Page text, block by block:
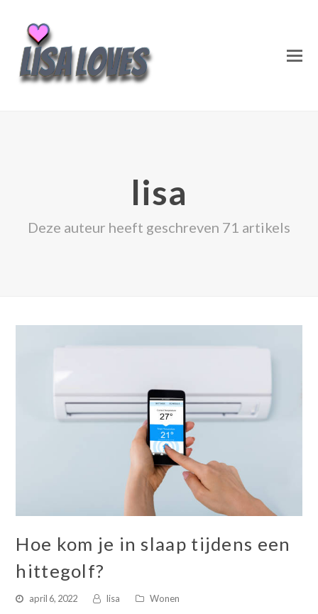
lisa
Deze auteur heeft geschreven 71 artikels
Hoe kom je in slaap tijdens een
hittegolf?
april 6, 2022 lisa Wonen